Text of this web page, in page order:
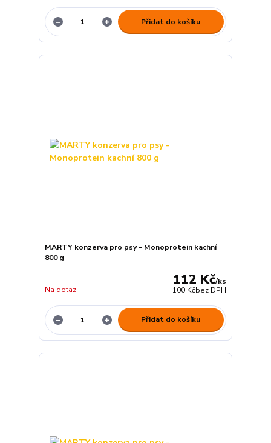
Přidat do košíku
MARTY konzerva pro psy - Monoprotein kachní
800 g
112 Kč/ks
100 Kčbez DPH
Na dotaz
Přidat do košíku